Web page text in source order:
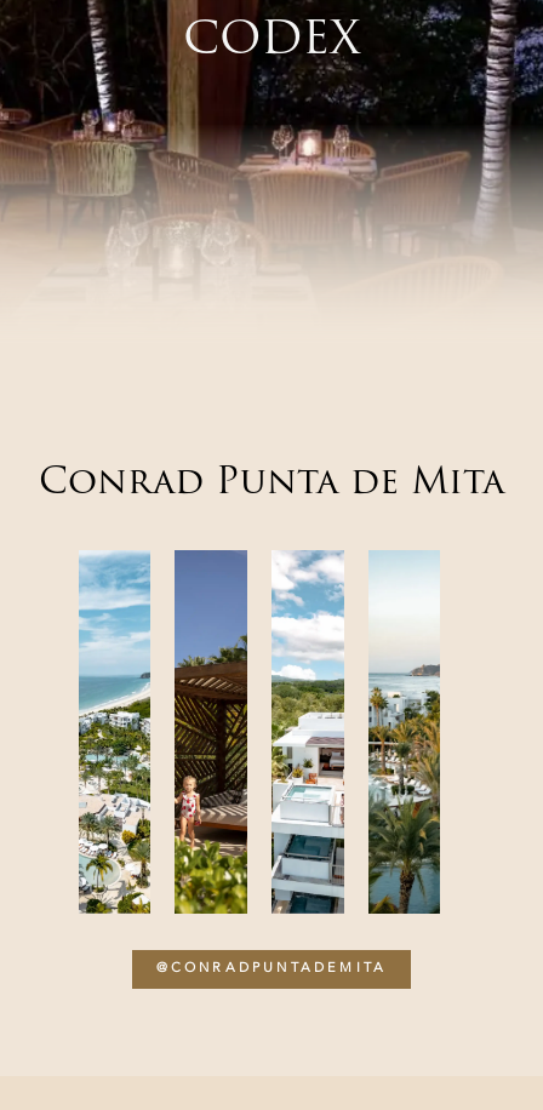
CODEX
Conrad Punta de Mita
@CONRADPUNTADEMITA